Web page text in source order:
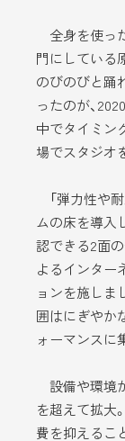
全身を使っ
門にしている
のびのびと踊
ったのが、
中でタイミン
場でスタジオ
「弾力性や
ムの床を導入
認できる2面
よるインター
ョンを施しま
囲はにぎやか
ォーマンスに
設備や環境
を超えて拡大
費を抑えるこ